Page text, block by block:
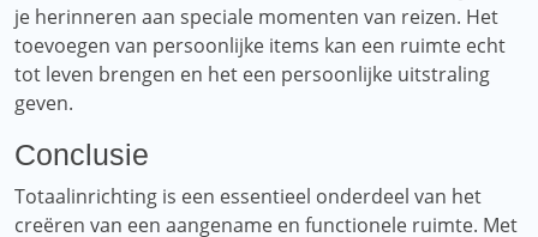
je herinneren aan speciale momenten van reizen. Het
toevoegen van persoonlijke items kan een ruimte echt
tot leven brengen en het een persoonlijke uitstraling
geven.
Conclusie
Totaalinrichting is een essentieel onderdeel van het
creëren van een aangename en functionele ruimte. Met